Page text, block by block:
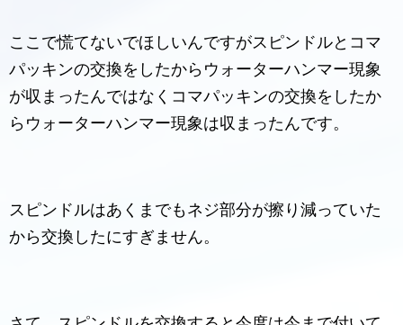
ここで慌てないでほしいんですがスピンドルとコマ
パッキンの交換をしたからウォーターハンマー現象
が収まったんではなくコマパッキンの交換をしたか
らウォーターハンマー現象は収まったんです。
スピンドルはあくまでもネジ部分が擦り減っていた
から交換したにすぎません。